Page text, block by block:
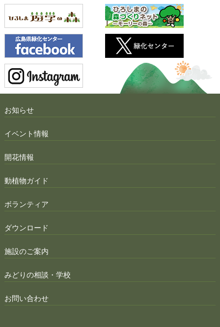
お知らせ
イベント情報
開花情報
動植物ガイド
ボランティア
ダウンロード
施設のご案内
みどりの相談・学校
お問い合わせ